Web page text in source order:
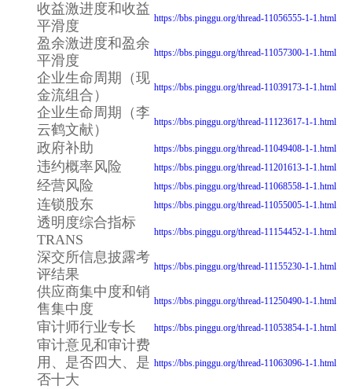
收益激进度和收益
平滑度
https://bbs.pinggu.org/thread-11056555-1-1.html
盈余激进度和盈余
平滑度
https://bbs.pinggu.org/thread-11057300-1-1.html
企业生命周期（现
金流组合）
https://bbs.pinggu.org/thread-11039173-1-1.html
企业生命周期（李
云鹤文献）
https://bbs.pinggu.org/thread-11123617-1-1.html
政府补助 https://bbs.pinggu.org/thread-11049408-1-1.html
违约概率风险 https://bbs.pinggu.org/thread-11201613-1-1.html
经营风险 https://bbs.pinggu.org/thread-11068558-1-1.html
连锁股东 https://bbs.pinggu.org/thread-11055005-1-1.html
透明度综合指标
TRANS
https://bbs.pinggu.org/thread-11154452-1-1.html
深交所信息披露考
评结果
https://bbs.pinggu.org/thread-11155230-1-1.html
供应商集中度和销
售集中度
https://bbs.pinggu.org/thread-11250490-1-1.html
审计师行业专长 https://bbs.pinggu.org/thread-11053854-1-1.html
审计意见和审计费
用、是否四大、是
否十大
https://bbs.pinggu.org/thread-11063096-1-1.html